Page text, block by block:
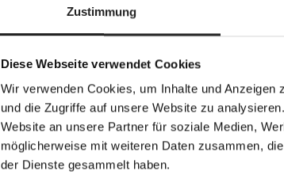
Zustimmung
Diese Webseite verwendet Cookies
Wir verwenden Cookies, um Inhalte und
und die Zugriffe auf unsere Website zu
Website an unsere Partner für soziale Medien,
möglicherweise mit weiteren Daten zusammen,
der Dienste gesammelt haben.